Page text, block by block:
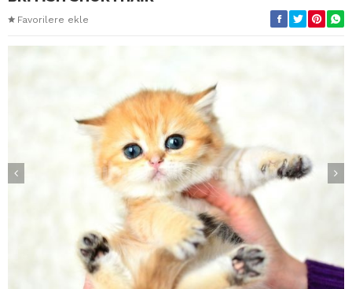
Favorilere ekle